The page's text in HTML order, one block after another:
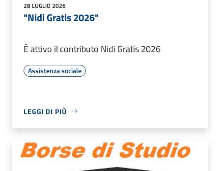
28 LUGLIO 2026
"Nidi Gratis 2026"
È attivo il contributo Nidi Gratis 2026
Assistenza sociale
LEGGI DI PIÙ